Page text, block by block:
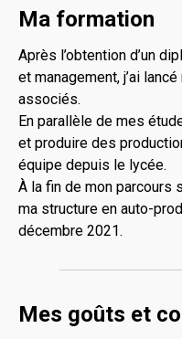
Ma formation
Après l’obtention d’un
et management, j’ai
associés.
En parallèle de mes
et produire des
équipe depuis le lycée.
À la fin de mon parcours
ma structure en auto-
décembre 2021.
Mes goûts et